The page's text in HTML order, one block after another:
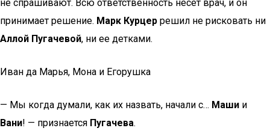
не спрашивают. Всю ответственность несет врач, и он
принимает решение. Марк Курцер решил не рисковать ни
Аллой Пугачевой, ни ее детками.
Иван да Марья, Мона и Егорушка
— Мы когда думали, как их назвать, начали с… Маши и
Вани! — признается Пугачева.